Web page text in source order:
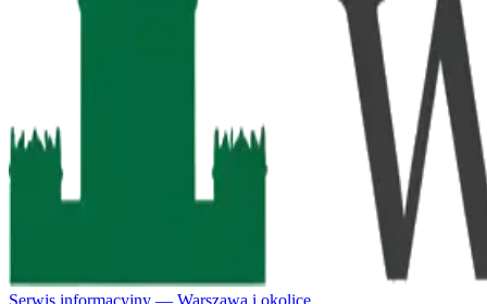
Serwis informacyjny — Warszawa i okolice